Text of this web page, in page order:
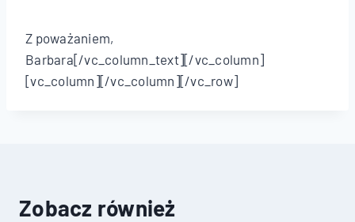
Z poważaniem,
Barbara[/vc_column_text][/vc_column]
[vc_column][/vc_column][/vc_row]
Zobacz również